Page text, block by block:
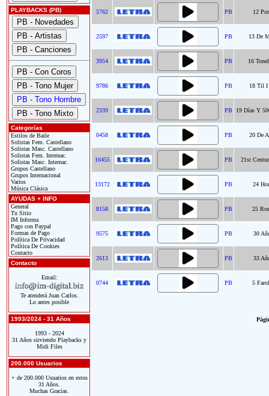
PLAYBACKS (PB)
Categorías
Estilos de Baile
Solistas Fem. Castellano
Solistas Masc. Castellano
Solistas Fem. Internac.
Solistas Masc. Internac.
Grupos Castellano
Grupos Internacional
Varios
Música Clásica
AYUDAS + INFO
General
Tu Sitio
IM Informa
Pago con Paypal
Formas de Pago
Política De Privacidad
Política De Cookies
Contacto
Contacto
Email:
Te atenderá Juan Carlos.
Lo antes posible
1993/2024 - 31 Años
1993 - 2024
31 Años sirviendo Playbacks y
Midi Files
200.000 Usuarios
+ de 200.000 Usuarios en estos
31 Años.
Muchas Gracias.
5762 PB 12
2597 PB 13 De
3954 PB 16
9786 PB 18 Til I
2339 PB 19 Días Y
0458 PB 20 De
16455 PB 21st
13172 PB 24
8158 PB 25
9575 PB 30
2613 PB 33
0744 PB 5